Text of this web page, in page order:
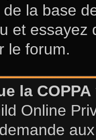
la base
et essayez
le forum.
la COPPA
Online